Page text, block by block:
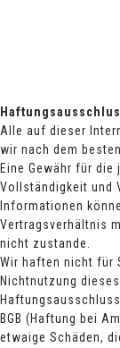
Alle auf dieser
wir nach dem
Eine Gewähr für
Vollständigkeit und
Informationen
Vertragsverhältnis
nicht zustande.
Wir haften nicht für
Nichtnutzung
BGB (Haftung bei
etwaige Schäden,